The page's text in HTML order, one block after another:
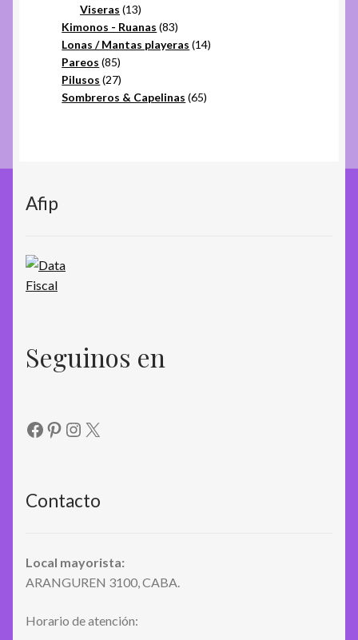
productos
Viseras 1313
productos
Kimonos - Ruanas 8383
productos
Lonas / Mantas playeras 1414
Pareos 8585
productos
Pilusos 2727
productos
Sombreros & Capelinas 6565
Afip
Seguinos en
Facebook
Pinterest
Instagram
X
Contacto
Local mayorista:
ARANGUREN 3100, CABA.
Horario de atención: